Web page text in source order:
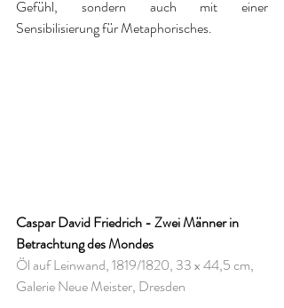
Gefühl, sondern auch mit einer
Sensibilisierung für Metaphorisches.
Caspar David Friedrich - Zwei Männer in
Betrachtung des Mondes
Öl auf Leinwand, 1819/1820, 33 x 44,5 cm,
Galerie Neue Meister, Dresden